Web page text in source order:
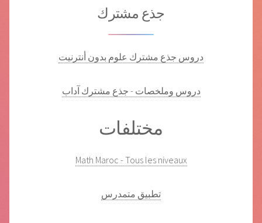
جذع مشترك
دروس جذع مشترك علوم بدون أنترنيت
دروس وملخصات - جذع مشترك آداب
مختلفات
Math Maroc - Tous les niveaux
تطبيق متمدرس